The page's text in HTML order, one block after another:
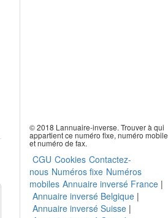
© 2018 Lannuaire-inverse. Trouver à qui
appartient ce numéro fixe, numéro mobile
et numéro de fax.
CGU Cookies Contactez-
nous Numéros fixe Numéros
mobiles Annuaire inversé France|
Annuaire inversé Belgique|
Annuaire inversé Suisse|